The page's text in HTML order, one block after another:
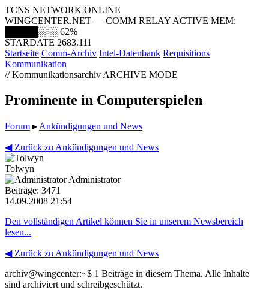
TCNS NETWORK ONLINE
WINGCENTER.NET — COMM RELAY ACTIVE MEM:
█████░░░ 62%
STARDATE 2683.111
Startseite Comm-Archiv Intel-Datenbank Requisitions
Kommunikation
// Kommunikationsarchiv ARCHIVE MODE
Prominente in Computerspielen
Forum ▸ Ankündigungen und News
◀ Zurück zu Ankündigungen und News
Tolwyn
Administrator
Beiträge: 3471
14.09.2008 21:54
Den vollständigen Artikel können Sie in unserem Newsbereich
lesen...
◀ Zurück zu Ankündigungen und News
archiv@wingcenter:~$ 1 Beiträge in diesem Thema. Alle Inhalte
sind archiviert und schreibgeschützt.